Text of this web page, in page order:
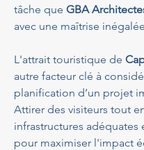
tâche que GBA
avec une maîtrise
L'attrait touristique de
autre facteur clé à
planification d’un projet
Attirer des visiteurs tout
infrastructures adéquates
pour maximiser l'impact